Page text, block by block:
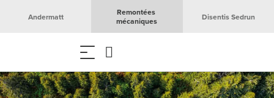
Andermatt
Remontées
mécaniques
Disentis Sedrun